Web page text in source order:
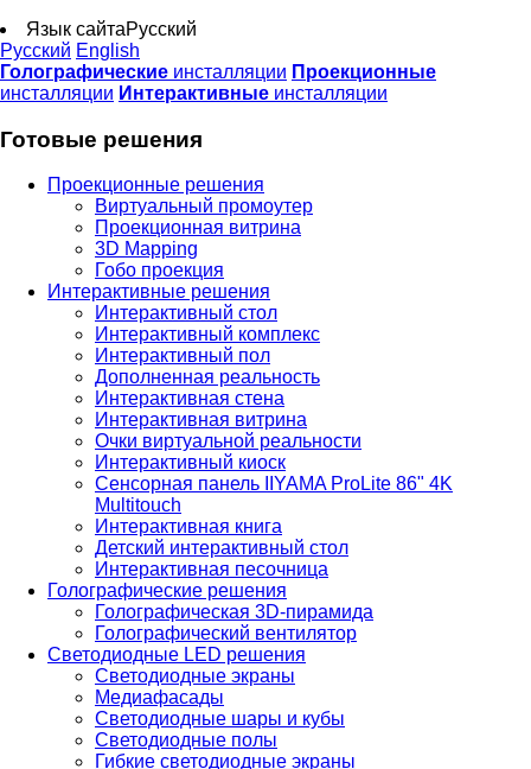
Язык сайтаРусский
Русский English
Голографические инсталляции Проекционные
инсталляции Интерактивные инсталляции
Готовые решения
Проекционные решения
Виртуальный промоутер
Проекционная витрина
3D Mapping
Гобо проекция
Интерактивные решения
Интерактивный стол
Интерактивный комплекс
Интерактивный пол
Дополненная реальность
Интерактивная стена
Интерактивная витрина
Очки виртуальной реальности
Интерактивный киоск
Сенсорная панель IIYAMA ProLite 86" 4K
Multitouch
Интерактивная книга
Детский интерактивный стол
Интерактивная песочница
Голографические решения
Голографическая 3D-пирамида
Голографический вентилятор
Светодиодные LED решения
Светодиодные экраны
Медиафасады
Светодиодные шары и кубы
Светодиодные полы
Гибкие светодиодные экраны